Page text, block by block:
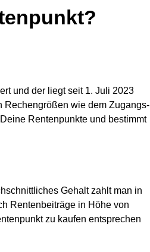
und der liegt seit 1. Juli 2023
Rechengrößen wie dem Zugangs-
Rentenpunkte und bestimmt
Gehalt zahlt man in
Rentenbeiträge in Höhe von
zu kaufen entsprechen